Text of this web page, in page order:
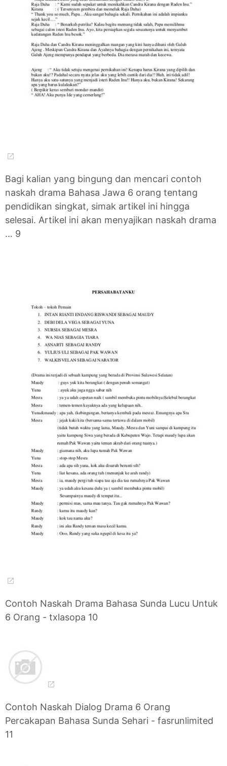
Bagi kalian yang bingung dan mencari contoh
naskah drama Bahasa Jawa 6 orang tentang
pendidikan singkat, simak artikel ini hingga
selesai. Artikel ini akan menyajikan naskah drama
… 9
Contoh Naskah Drama Bahasa Sunda Lucu Untuk
6 Orang - txlasopa 10
Contoh Naskah Dialog Drama 6 Orang
Percakapan Bahasa Sunda Sehari - fasrunlimited
11